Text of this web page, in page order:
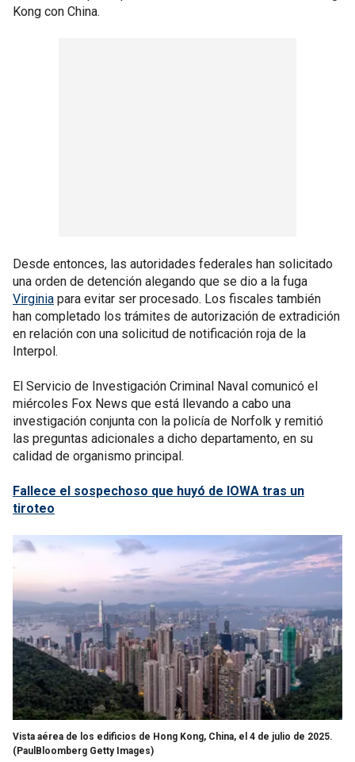
Kong con China.
Desde entonces, las autoridades federales han solicitado
una orden de detención alegando que se dio a la fuga
Virginia para evitar ser procesado. Los fiscales también
han completado los trámites de autorización de extradición
en relación con una solicitud de notificación roja de la
Interpol.
El Servicio de Investigación Criminal Naval comunicó el
miércoles Fox News que está llevando a cabo una
investigación conjunta con la policía de Norfolk y remitió
las preguntas adicionales a dicho departamento, en su
calidad de organismo principal.
Fallece el sospechoso que huyó de IOWA tras un
tiroteo
Vista aérea de los edificios de Hong Kong, China, el 4 de julio de 2025.
(PaulBloomberg Getty Images)